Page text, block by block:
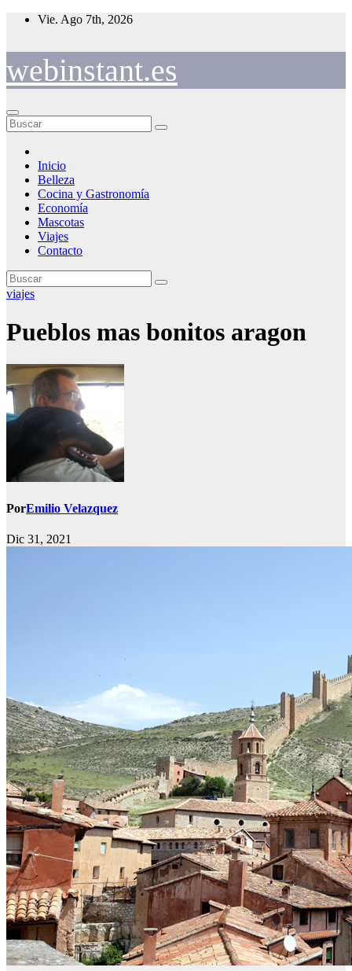
Saltar
Vie. Ago 7th, 2026
webinstant.es
Inicio
Belleza
Cocina y Gastronomía
Economía
Mascotas
Viajes
Contacto
viajes
Pueblos mas bonitos aragon
PorEmilio Velazquez
Dic 31, 2021